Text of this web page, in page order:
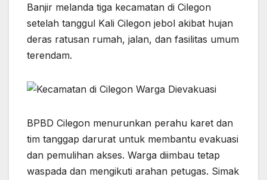
c
e
b
o
at
s
p
y
p
e
gr
s
s
g
e ar
e
Banjir melanda tiga kecamatan di Cilegon
setelah tanggul Kali Cilegon jebol akibat hujan
deras ratusan rumah, jalan, dan fasilitas umum
terendam.
BPBD Cilegon menurunkan perahu karet dan
tim tanggap darurat untuk membantu evakuasi
dan pemulihan akses. Warga diimbau tetap
waspada dan mengikuti arahan petugas. Simak